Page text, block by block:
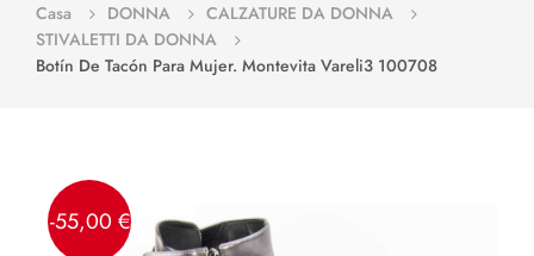
Casa DONNA
CALZATURE DA DONNA
STIVALETTI DA DONNA
Botín De Tacón Para Mujer. Montevita Vareli3 100708
-55,00 €